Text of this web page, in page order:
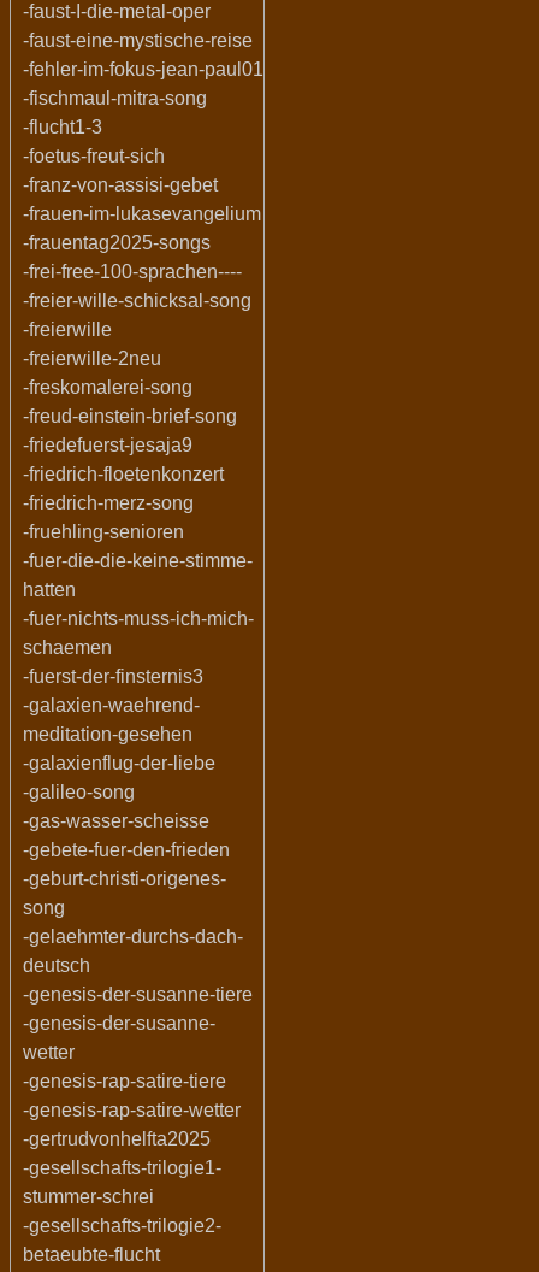
-faust-I-die-metal-oper
-faust-eine-mystische-reise
-fehler-im-fokus-jean-paul01
-fischmaul-mitra-song
-flucht1-3
-foetus-freut-sich
-franz-von-assisi-gebet
-frauen-im-lukasevangelium
-frauentag2025-songs
-frei-free-100-sprachen----
-freier-wille-schicksal-song
-freierwille
-freierwille-2neu
-freskomalerei-song
-freud-einstein-brief-song
-friedefuerst-jesaja9
-friedrich-floetenkonzert
-friedrich-merz-song
-fruehling-senioren
-fuer-die-die-keine-stimme-
hatten
-fuer-nichts-muss-ich-mich-
schaemen
-fuerst-der-finsternis3
-galaxien-waehrend-
meditation-gesehen
-galaxienflug-der-liebe
-galileo-song
-gas-wasser-scheisse
-gebete-fuer-den-frieden
-geburt-christi-origenes-
song
-gelaehmter-durchs-dach-
deutsch
-genesis-der-susanne-tiere
-genesis-der-susanne-
wetter
-genesis-rap-satire-tiere
-genesis-rap-satire-wetter
-gertrudvonhelfta2025
-gesellschafts-trilogie1-
stummer-schrei
-gesellschafts-trilogie2-
betaeubte-flucht